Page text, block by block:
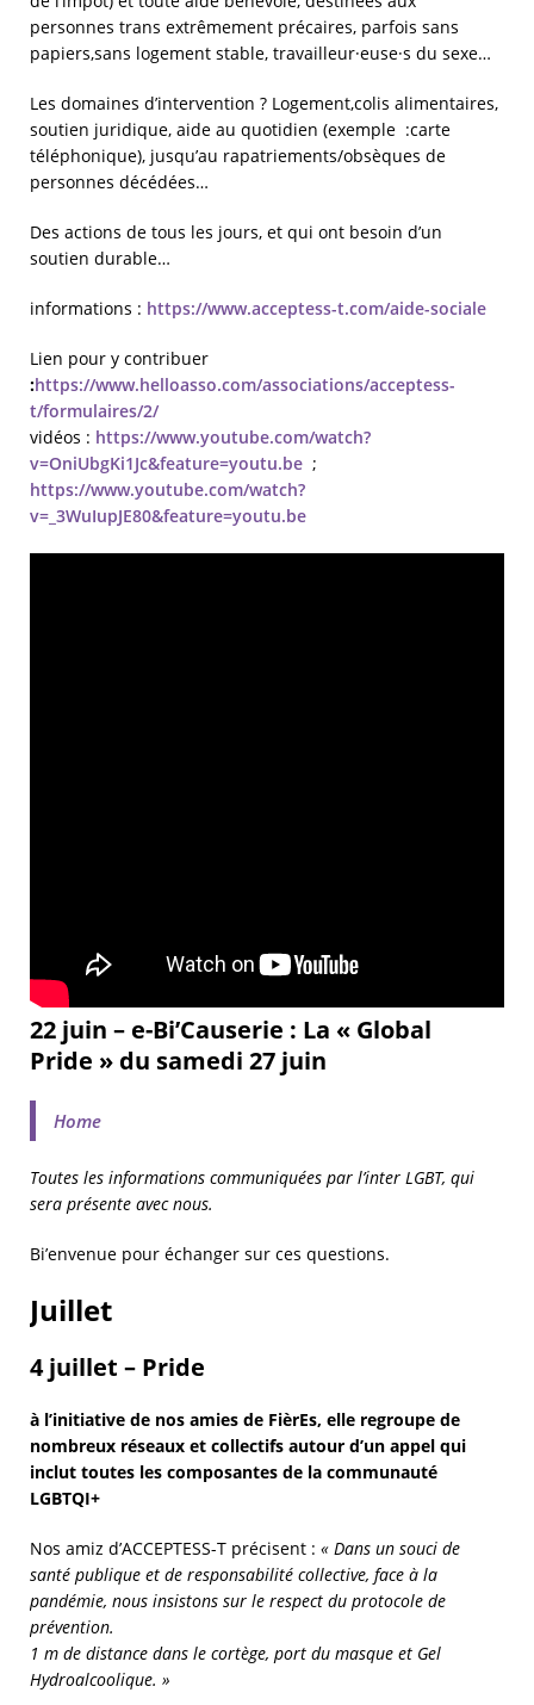
personnes trans extrêmement précaires, parfois sans
papiers,sans logement stable, travailleur·euse·s du sexe…
Les domaines d’intervention ? Logement,colis alimentaires,
soutien juridique, aide au quotidien (exemple :carte
téléphonique), jusqu’au rapatriements/obsèques de
personnes décédées…
Des actions de tous les jours, et qui ont besoin d’un
soutien durable…
informations : https://www.acceptess-t.com/aide-sociale
Lien pour y contribuer
:https://www.helloasso.com/associations/acceptess-
t/formulaires/2/
vidéos : https://www.youtube.com/watch?
v=OniUbgKi1Jc&feature=youtu.be ;
https://www.youtube.com/watch?
v=_3WuIupJE80&feature=youtu.be
22 juin – e-Bi’Causerie : La « Global
Pride » du samedi 27 juin
Home
Toutes les informations communiquées par l’inter LGBT, qui
sera présente avec nous.
Bi’envenue pour échanger sur ces questions.
Juillet
4 juillet – Pride
à l’initiative de nos amies de FièrEs, elle regroupe de
nombreux réseaux et collectifs autour d’un appel qui
inclut toutes les composantes de la communauté
LGBTQI+
Nos amiz d’ACCEPTESS-T précisent : « Dans un souci de
santé publique et de responsabilité collective, face à la
pandémie, nous insistons sur le respect du protocole de
prévention.
1 m de distance dans le cortège, port du masque et Gel
Hydroalcoolique. »